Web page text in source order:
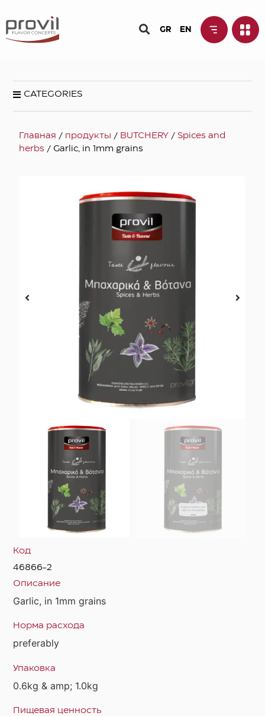
GR EN
CATEGORIES
Главная / продукты / BUTCHERY / Spices and
herbs / Garlic, in 1mm grains
Код
46866-2
Описание
Garlic, in 1mm grains
Норма расхода
preferably
Упаковка
0.6kg & amp; 1.0kg
Пищевая ценность